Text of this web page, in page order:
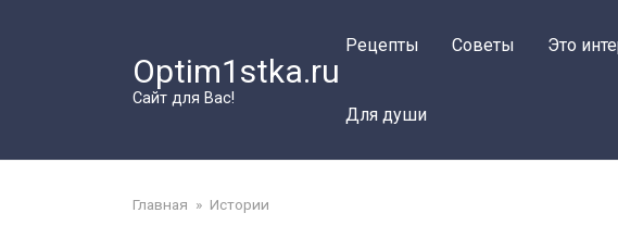
Optim1stka.ru
Сайт для Вас!
Рецепты Советы Это
Для души
Главная » Истории